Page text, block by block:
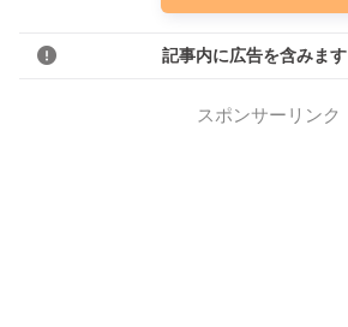
記事内に広告を含みます
スポンサーリンク